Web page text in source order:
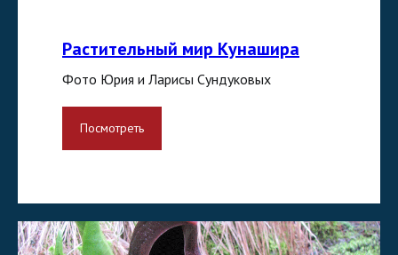
Растительный мир Кунашира
Фото Юрия и Ларисы Сундуковых
Посмотреть